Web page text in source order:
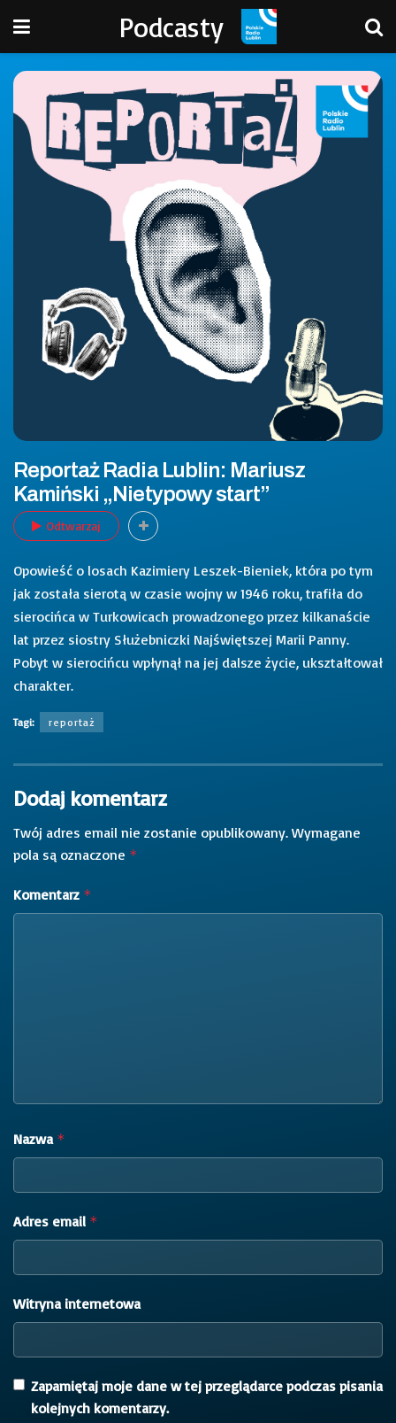
Podcasty
Reportaż Radia Lublin: Mariusz
Kamiński „Nietypowy start”
Odtwarzaj
Opowieść o losach Kazimiery Leszek-Bieniek, która po tym
jak została sierotą w czasie wojny w 1946 roku, trafiła do
sierocińca w Turkowicach prowadzonego przez kilkanaście
lat przez siostry Służebniczki Najświętszej Marii Panny.
Pobyt w sierocińcu wpłynął na jej dalsze życie, ukształtował
charakter.
Tagi: reportaż
Dodaj komentarz
Twój adres email nie zostanie opublikowany. Wymagane
pola są oznaczone *
Komentarz *
Nazwa *
Adres email *
Witryna internetowa
Zapamiętaj moje dane w tej przeglądarce podczas pisania
kolejnych komentarzy.